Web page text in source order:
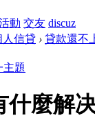
動 交友 discuz
人信貸 › 貸款還不
什麼解